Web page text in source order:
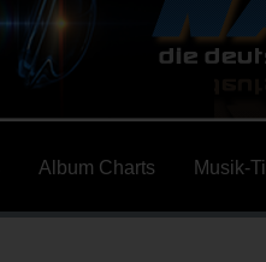
Album Charts Musik-